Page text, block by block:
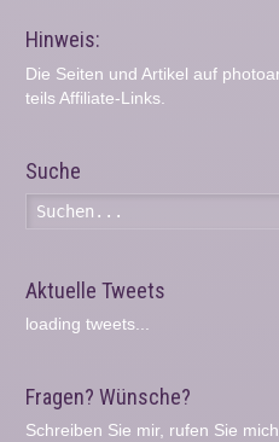
Hinweis:
Die Seiten und Artikel auf
teils Affiliate-Links.
Suche
Aktuelle Tweets
loading tweets...
Fragen? Wünsche?
Schreiben Sie mir, rufen Sie mich